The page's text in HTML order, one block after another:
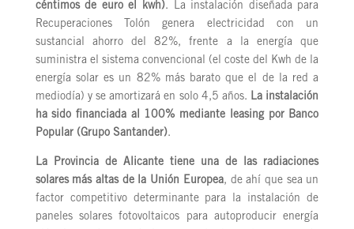
céntimos de euro el kwh). La instalación diseñada para
Recuperaciones Tolón genera electricidad con un
sustancial ahorro del 82%, frente a la energía que
suministra el sistema convencional (el coste del Kwh de la
energía solar es un 82% más barato que el de la red a
mediodía) y se amortizará en solo 4,5 años. La instalación
ha sido financiada al 100% mediante leasing por Banco
Popular (Grupo Santander).
La Provincia de Alicante tiene una de las radiaciones
solares más altas de la Unión Europea, de ahí que sea un
factor competitivo determinante para la instalación de
paneles solares fotovoltaicos para autoproducir energía